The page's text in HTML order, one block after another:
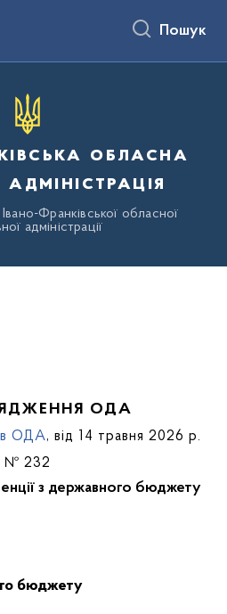
Пошук
обласна
Франківської обласної
адміністрації
ОДА
ОДА, від 14 травня 2026 р.
№ 232
з державного бюджету
бюджету